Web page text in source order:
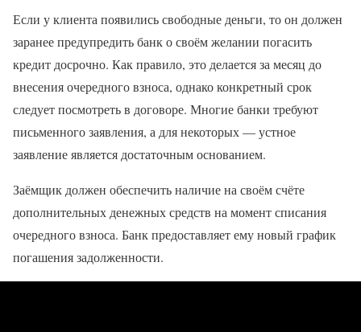
Если у клиента появились свободные деньги, то он должен
заранее предупредить банк о своём желании погасить
кредит досрочно. Как правило, это делается за месяц до
внесения очередного взноса, однако конкретный срок
следует посмотреть в договоре. Многие банки требуют
письменного заявления, а для некоторых — устное
заявление является достаточным основанием.
Заёмщик должен обеспечить наличие на своём счёте
дополнительных денежных средств на момент списания
очередного взноса. Банк предоставляет ему новый график
погашения задолженности.